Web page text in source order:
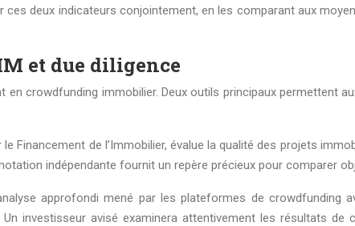
deux indicateurs conjointement, en les comparant aux
et due diligence
crowdfunding immobilier. Deux outils principaux permettent
Financement de l’Immobilier, évalue la qualité des projets
indépendante fournit un repère précieux pour comparer
approfondi mené par les plateformes de crowdfunding
investisseur avisé examinera attentivement les résultats